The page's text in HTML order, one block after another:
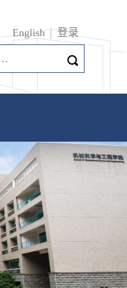
English 登录